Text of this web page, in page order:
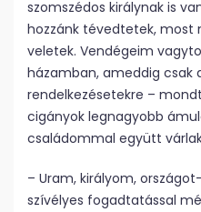
szomszédos királynak is
hozzánk tévedtetek, most
veletek. Vendégeim
házamban, ameddig csak
rendelkezésetekre –
cigányok legnagyobb
családommal együtt
– Uram, királyom,
szívélyes fogadtatással